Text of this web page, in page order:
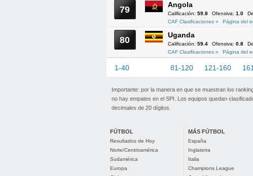
79 Angola
Calificación: 59.8 Ofensiva: 1.0
CAF Clasificaciones »
Página del
80 Uganda
Calificación: 59.4 Ofensiva: 0.8
CAF Clasificaciones »
Página del
1-40 81-120 121-160
Importante: por la manera en que se muestran los
no hay empates en el SPI. Los equipos quedan
decimales de 20 dígitos.
FÚTBOL
Resultados de Hoy
Norte/Centroamérica
Sudamérica
Europa
MÁS FÚTBOL
España
Inglaterra
Italia
Champions League